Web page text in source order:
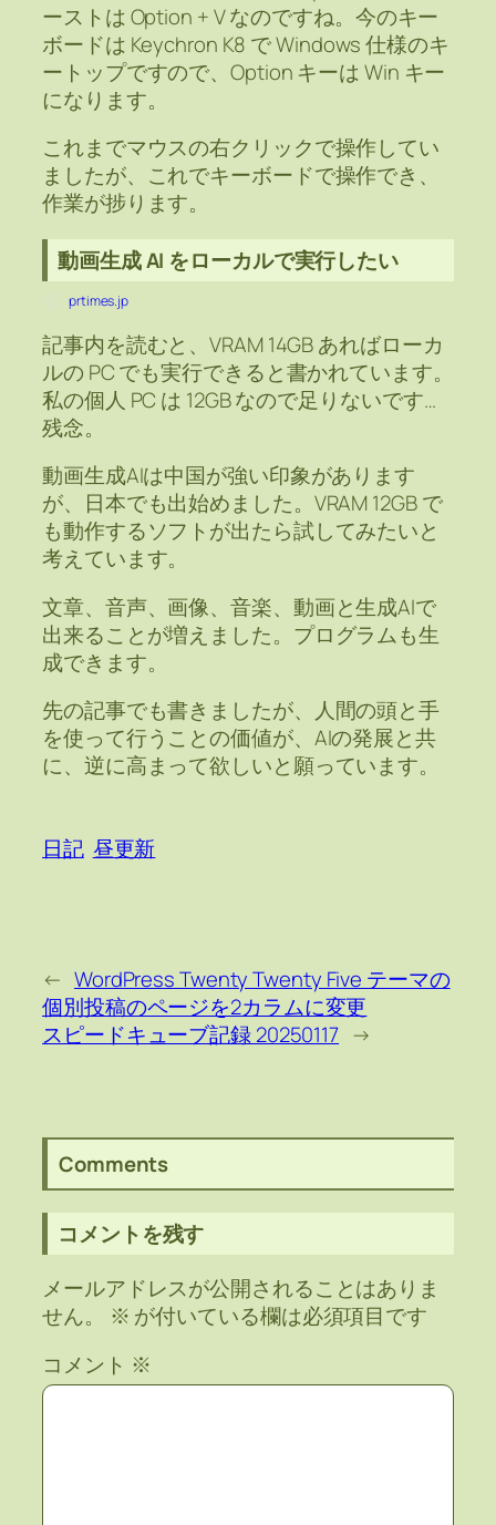
ーストは Option + V なのですね。今のキー
ボードは Keychron K8 で Windows 仕様のキ
ートップですので、Option キーは Win キー
になります。
これまでマウスの右クリックで操作してい
ましたが、これでキーボードで操作でき、
作業が捗ります。
動画生成 AI をローカルで実行したい
prtimes.jp
記事内を読むと、VRAM 14GB あればローカ
ルの PC でも実行できると書かれています。
私の個人 PC は 12GB なので足りないです…
残念。
動画生成AIは中国が強い印象があります
が、日本でも出始めました。VRAM 12GB で
も動作するソフトが出たら試してみたいと
考えています。
文章、音声、画像、音楽、動画と生成AIで
出来ることが増えました。プログラムも生
成できます。
先の記事でも書きましたが、人間の頭と手
を使って行うことの価値が、AIの発展と共
に、逆に高まって欲しいと願っています。
日記 昼更新
← WordPress Twenty Twenty Five テーマの
個別投稿のページを2カラムに変更
スピードキューブ記録 20250117 →
Comments
コメントを残す
メールアドレスが公開されることはありま
せん。
※ が付いている欄は必須項目です
コメント ※